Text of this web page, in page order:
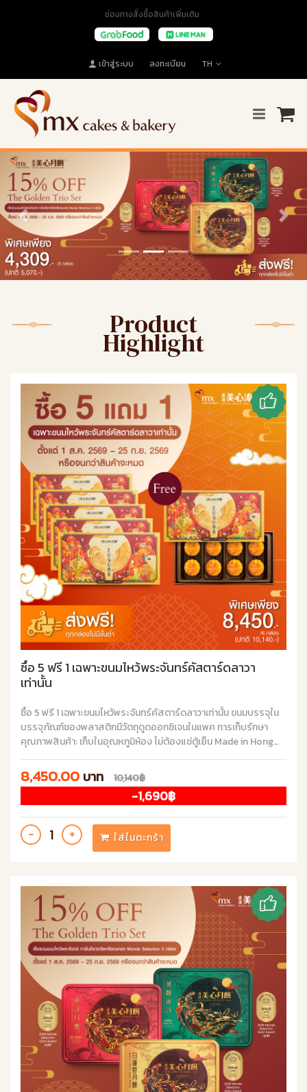
ช่องทางสั่งซื้อสินค้าเพิ่มเติม
เข้าสู่ระบบ ลงทะเบียน TH
Previous Next
Product
Highlight
ซื้อ 5 ฟรี 1 เฉพาะขนมไหว้พระจันทร์คัสตาร์ดลาวา
เท่านั้น
ซื้อ 5 ฟรี 1 เฉพาะขนมไหว้พระจันทร์คัสตาร์ดลาวาเท่านั้น ขนมบรรจุใน
บรรจุภัณฑ์ซองพลาสติกมีวัตถุดูดออกซิเจนในแพค การเก็บรักษา
คุณภาพสินค้า: เก็บในอุณหภูมิห้อง ไม่ต้องแช่ตู้เย็น Made in Hong
Kong
8,450.00 บาท 10,140฿
-1,690฿
ใส่ในตะกร้า